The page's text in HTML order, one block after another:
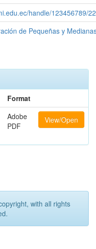
handle/123456789/
de Pequeñas y
Format
Adobe
PDF
View/Open
with all rights